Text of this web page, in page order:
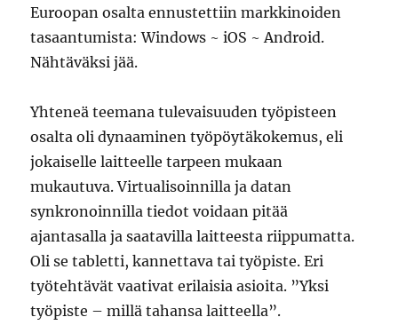
Euroopan osalta ennustettiin markkinoiden
tasaantumista: Windows ~ iOS ~ Android.
Nähtäväksi jää.
Yhteneä teemana tulevaisuuden työpisteen
osalta oli dynaaminen työpöytäkokemus, eli
jokaiselle laitteelle tarpeen mukaan
mukautuva. Virtualisoinnilla ja datan
synkronoinnilla tiedot voidaan pitää
ajantasalla ja saatavilla laitteesta riippumatta.
Oli se tabletti, kannettava tai työpiste. Eri
työtehtävät vaativat erilaisia asioita. ”Yksi
työpiste – millä tahansa laitteella”.